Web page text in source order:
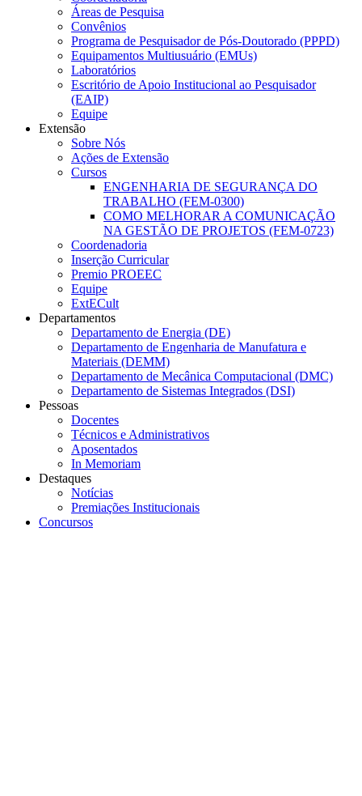
Áreas de Pesquisa
Convênios
Programa de Pesquisador de Pós-Doutorado (PPPD)
Equipamentos Multiusuário (EMUs)
Laboratórios
Escritório de Apoio Institucional ao Pesquisador
(EAIP)
Equipe
Extensão
Sobre Nós
Ações de Extensão
Cursos
ENGENHARIA DE SEGURANÇA DO
TRABALHO (FEM-0300)
COMO MELHORAR A COMUNICAÇÃO
NA GESTÃO DE PROJETOS (FEM-0723)
Coordenadoria
Inserção Curricular
Premio PROEEC
Equipe
ExtECult
Departamentos
Departamento de Energia (DE)
Departamento de Engenharia de Manufatura e
Materiais (DEMM)
Departamento de Mecânica Computacional (DMC)
Departamento de Sistemas Integrados (DSI)
Pessoas
Docentes
Técnicos e Administrativos
Aposentados
In Memoriam
Destaques
Notícias
Premiações Institucionais
Concursos